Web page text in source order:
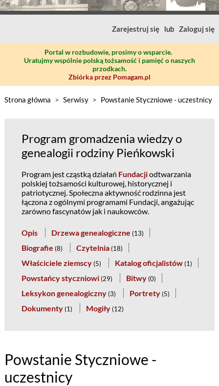
Zarejestruj się lub Zaloguj się
Portal w rozbudowie, prosimy o wsparcie.
Uratujmy wspólnie polską tożsamość i pamięć o naszych
przodkach.
Zbiórka przez Pomagam.pl
Strona główna > Serwisy > Powstanie Styczniowe - uczestnicy
Program gromadzenia wiedzy o
genealogii rodziny Pieńkowski
Program jest cząstką działań Fundacjiodtwarzania
polskiej tożsamości kulturowej, historycznej i
patriotycznej. Społeczna aktywność rodzinna jest
łączona z ogólnymi programami Fundacji, angażując
zarówno fascynatów jak i naukowców.
Opis Drzewa genealogiczne (13)
Biografie (8) Czytelnia (18)
Właściciele ziemscy (5) Katalog oficjalistów (1)
Powstańcy styczniowi (29) Bitwy (0)
Leksykon genealogiczny (3) Portrety (5)
Dokumenty (1) Mogiły (12)
Powstanie Styczniowe -
uczestnicy